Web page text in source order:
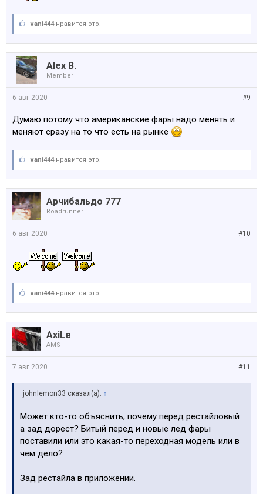
vani444нравится это.
Alex B.
Member
#9
6 авг 2020
Думаю потому что американские фары надо менять и
меняют сразу на то что есть на рынке
vani444нравится это.
Арчибальдо 777
Roadrunner
#10
6 авг 2020
vani444нравится это.
AxiLe
AMS
#11
7 авг 2020
johnlemon33 сказал(а): ↑
Может кто-то объяснить, почему перед рестайловый
а зад дорест? Битый перед и новые лед фары
поставили или это какая-то переходная модель или в
чём дело?
Зад рестайла в приложении.